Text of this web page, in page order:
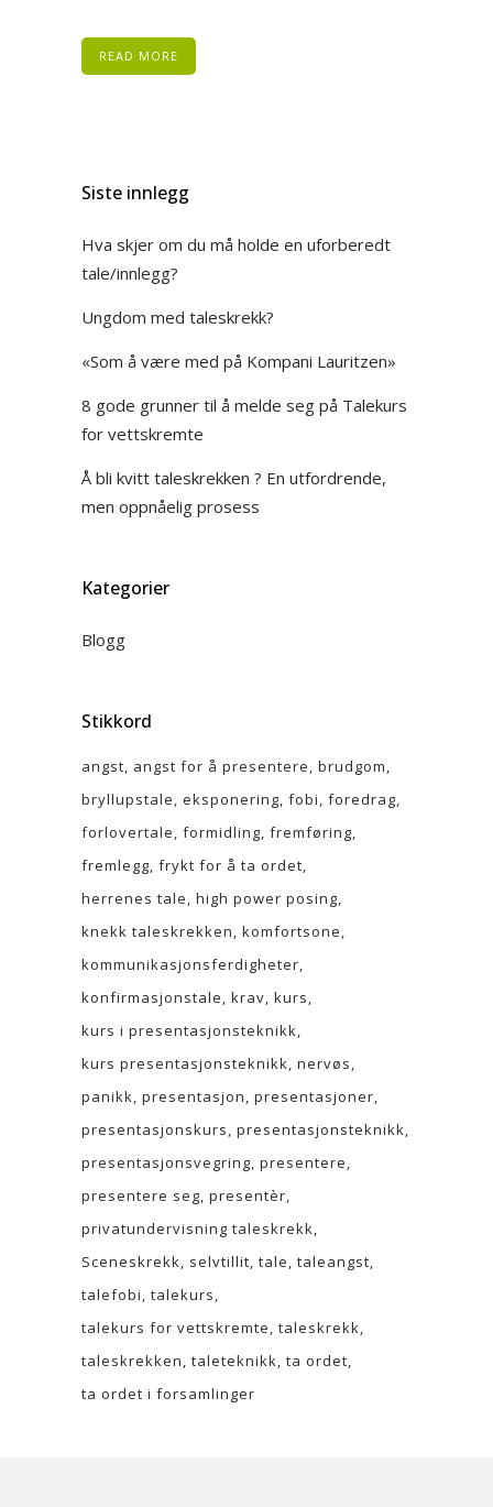
READ MORE
Siste innlegg
Hva skjer om du må holde en uforberedt
tale/innlegg?
Ungdom med taleskrekk?
«Som å være med på Kompani Lauritzen»
8 gode grunner til å melde seg på Talekurs
for vettskremte
Å bli kvitt taleskrekken ? En utfordrende,
men oppnåelig prosess
Kategorier
Blogg
Stikkord
angst angst for å presentere brudgom
bryllupstale eksponering fobi foredrag
forlovertale formidling fremføring
fremlegg frykt for å ta ordet
herrenes tale high power posing
knekk taleskrekken komfortsone
kommunikasjonsferdigheter
konfirmasjonstale krav kurs
kurs i presentasjonsteknikk
kurs presentasjonsteknikk nervøs
panikk presentasjon presentasjoner
presentasjonskurs presentasjonsteknikk
presentasjonsvegring presentere
presentere seg presentèr
privatundervisning taleskrekk
Sceneskrekk selvtillit tale taleangst
talefobi talekurs
talekurs for vettskremte taleskrekk
taleskrekken taleteknikk ta ordet
ta ordet i forsamlinger